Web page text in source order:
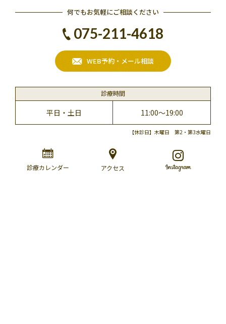
何でもお気軽にご相談ください
075-211-4618
WEB予約・メール相談
診療時間
平日・土日 11:00～19:00
【休診日】木曜日 第2・第3水曜日
診療カレンダー アクセス